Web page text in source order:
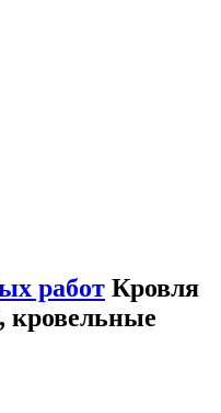
работ Кровля
кровельные